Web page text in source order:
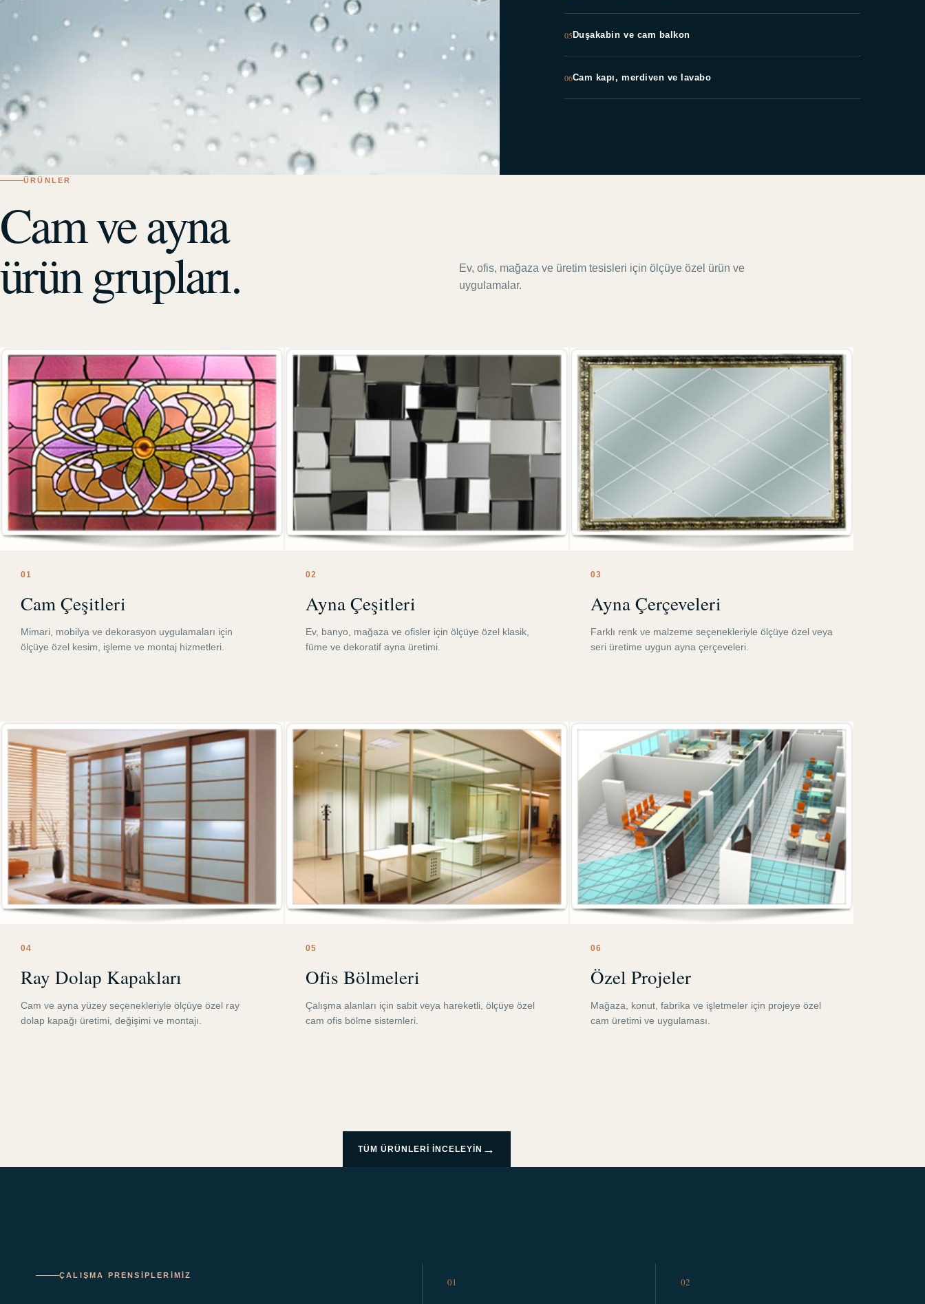
05Duşakabin ve cam balkon
06Cam kapı, merdiven ve lavabo
ÜRÜNLER
Cam ve ayna
ürün grupları.
Ev, ofis, mağaza ve üretim tesisleri için ölçüye özel ürün ve
uygulamalar.
01
Cam Çeşitleri
Mimari, mobilya ve dekorasyon uygulamaları için
ölçüye özel kesim, işleme ve montaj hizmetleri.
02
Ayna Çeşitleri
Ev, banyo, mağaza ve ofisler için ölçüye özel klasik,
füme ve dekoratif ayna üretimi.
03
Ayna Çerçeveleri
Farklı renk ve malzeme seçenekleriyle ölçüye özel veya
seri üretime uygun ayna çerçeveleri.
04
Ray Dolap Kapakları
Cam ve ayna yüzey seçenekleriyle ölçüye özel ray
dolap kapağı üretimi, değişimi ve montajı.
05
Ofis Bölmeleri
Çalışma alanları için sabit veya hareketli, ölçüye özel
cam ofis bölme sistemleri.
06
Özel Projeler
Mağaza, konut, fabrika ve işletmeler için projeye özel
cam üretimi ve uygulaması.
TÜM ÜRÜNLERI INCELEYIN →
ÇALIŞMA PRENSIPLERIMIZ
01 02